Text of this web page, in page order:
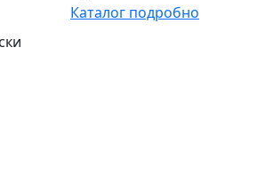
Каталог подробно